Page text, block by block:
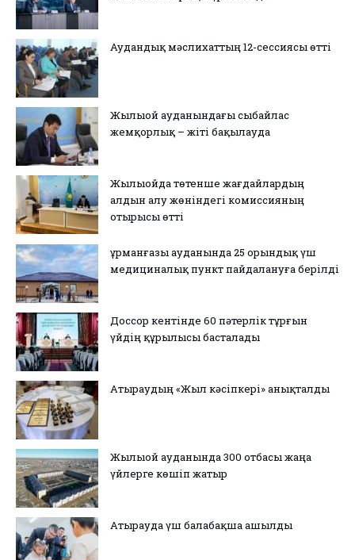
Аудандық мәслихаттың 12-сессиясы өтті
Жылыой ауданындағы сыбайлас
жемқорлық – жіті бақылауда
Жылыойда төтенше жағдайлардың
алдын алу жөніндегі комиссияның
отырысы өтті
Құрманғазы ауданында 25 орындық үш
медициналық пункт пайдалануға берілді
Доссор кентінде 60 пәтерлік тұрғын
үйдің құрылысы басталады
Атыраудың «Жыл кәсіпкері» анықталды
Жылыой ауданында 300 отбасы жаңа
үйлерге көшіп жатыр
Атырауда үш балабақша ашылды